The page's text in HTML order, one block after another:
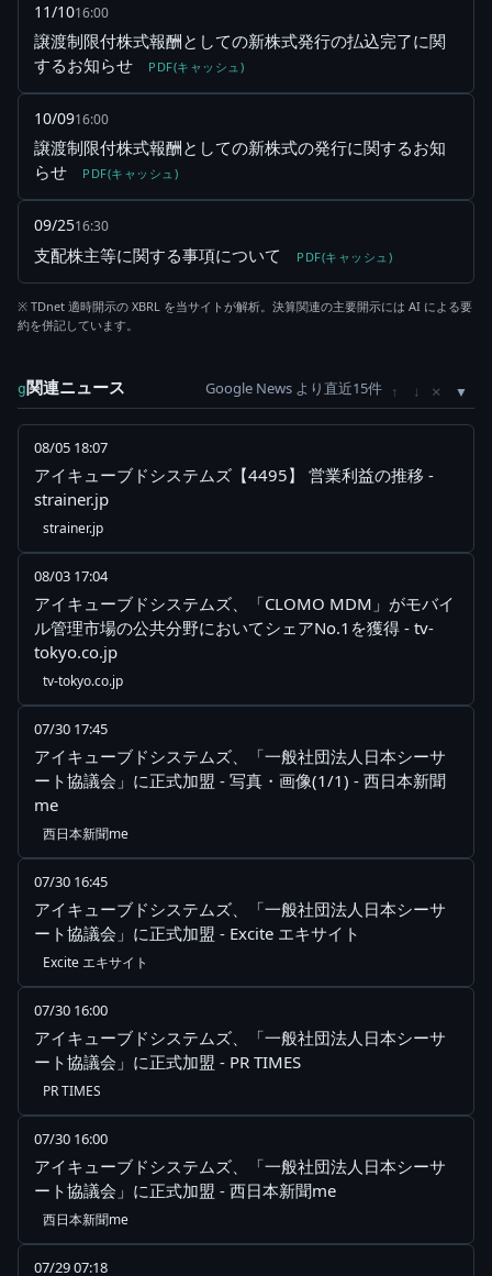
11/1016:00
譲渡制限付株式報酬としての新株式発行の払込完了に関
するお知らせ
PDF(キャッシュ)
10/0916:00
譲渡制限付株式報酬としての新株式の発行に関するお知
らせ
PDF(キャッシュ)
09/2516:30
支配株主等に関する事項について PDF(キャッシュ)
※ TDnet 適時開示の XBRL を当サイトが解析。決算関連の主要開示には AI による要
約を併記しています。
g関連ニュース Google News より直近15件 ↑ ↓ ×
08/05 18:07
アイキューブドシステムズ【4495】 営業利益の推移 -
strainer.jp
strainer.jp
08/03 17:04
アイキューブドシステムズ、「CLOMO MDM」がモバイ
ル管理市場の公共分野においてシェアNo.1を獲得 - tv-
tokyo.co.jp
tv-tokyo.co.jp
07/30 17:45
アイキューブドシステムズ、「一般社団法人日本シーサ
ート協議会」に正式加盟 - 写真・画像(1/1) - 西日本新聞
me
西日本新聞me
07/30 16:45
アイキューブドシステムズ、「一般社団法人日本シーサ
ート協議会」に正式加盟 - Excite エキサイト
Excite エキサイト
07/30 16:00
アイキューブドシステムズ、「一般社団法人日本シーサ
ート協議会」に正式加盟 - PR TIMES
PR TIMES
07/30 16:00
アイキューブドシステムズ、「一般社団法人日本シーサ
ート協議会」に正式加盟 - 西日本新聞me
西日本新聞me
07/29 07:18